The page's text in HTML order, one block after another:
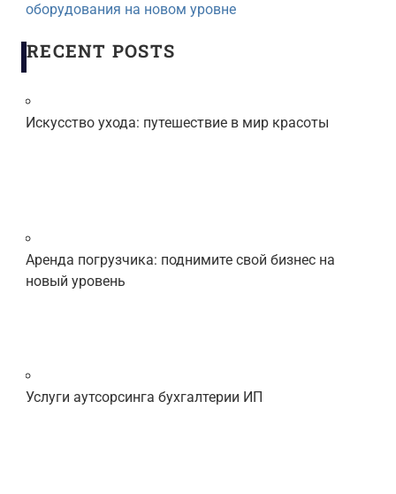
оборудования на новом уровне
RECENT POSTS
Искусство ухода: путешествие в мир красоты
Аренда погрузчика: поднимите свой бизнес на
новый уровень
Услуги аутсорсинга бухгалтерии ИП